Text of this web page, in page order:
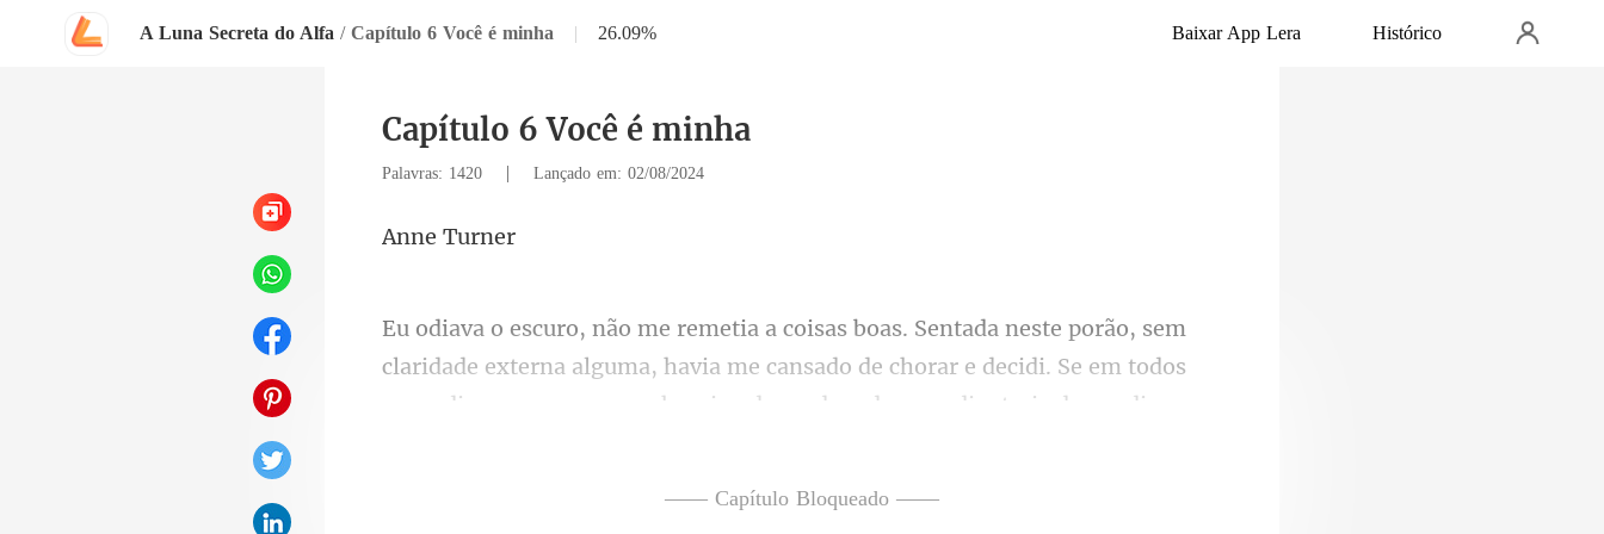
A Luna Secreta do Alfa / Capítulo 6 Você é minha | 26.09% Baixar App Lera Histórico
Capítulo 6 Você é minha
Palavras: 1420 | Lançado em: 02/08/2024
e T
aridade externa alguma, havia me cansado de chorar e decidi. Se em todos
o porão e como im—— Capítulo Bloqueado ——